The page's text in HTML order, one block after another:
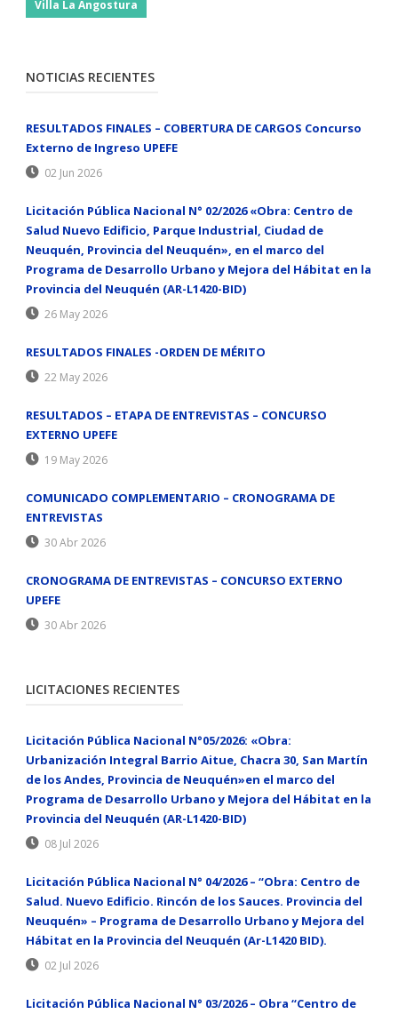
Villa La Angostura
NOTICIAS RECIENTES
RESULTADOS FINALES – COBERTURA DE CARGOS Concurso
Externo de Ingreso UPEFE
02 Jun 2026
Licitación Pública Nacional N° 02/2026 «Obra: Centro de
Salud Nuevo Edificio, Parque Industrial, Ciudad de
Neuquén, Provincia del Neuquén», en el marco del
Programa de Desarrollo Urbano y Mejora del Hábitat en la
Provincia del Neuquén (AR-L1420-BID)
26 May 2026
RESULTADOS FINALES -ORDEN DE MÉRITO
22 May 2026
RESULTADOS – ETAPA DE ENTREVISTAS – CONCURSO
EXTERNO UPEFE
19 May 2026
COMUNICADO COMPLEMENTARIO – CRONOGRAMA DE
ENTREVISTAS
30 Abr 2026
CRONOGRAMA DE ENTREVISTAS – CONCURSO EXTERNO
UPEFE
30 Abr 2026
LICITACIONES RECIENTES
Licitación Pública Nacional N°05/2026: «Obra:
Urbanización Integral Barrio Aitue, Chacra 30, San Martín
de los Andes, Provincia de Neuquén»en el marco del
Programa de Desarrollo Urbano y Mejora del Hábitat en la
Provincia del Neuquén (AR-L1420-BID)
08 Jul 2026
Licitación Pública Nacional N° 04/2026 – “Obra: Centro de
Salud. Nuevo Edificio. Rincón de los Sauces. Provincia del
Neuquén» – Programa de Desarrollo Urbano y Mejora del
Hábitat en la Provincia del Neuquén (Ar-L1420 BID).
02 Jul 2026
Licitación Pública Nacional N° 03/2026 – Obra “Centro de